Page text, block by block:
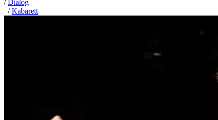
/Dialog
/Kabarett